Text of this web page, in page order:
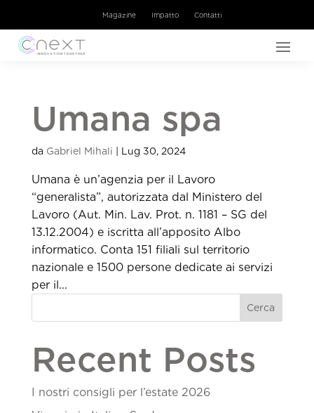
Magazine Impatto Contatti
Umana spa
da Gabriel Mihali Lug 30, 2024
Umana è un’agenzia per il Lavoro
“generalista”, autorizzata dal Ministero del
Lavoro (Aut. Min. Lav. Prot. n. 1181 – SG del
13.12.2004) e iscritta all’apposito Albo
informatico. Conta 151 filiali sul territorio
nazionale e 1500 persone dedicate ai servizi
per il...
Cerca
Recent Posts
I nostri consigli per l’estate 2026